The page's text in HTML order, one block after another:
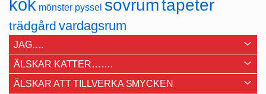
kök mönster pyssel sovrumtapeter
trädgård vardagsrum
JAG….
ÄLSKAR KATTER…….
ÄLSKAR ATT TILLVERKA SMYCKEN